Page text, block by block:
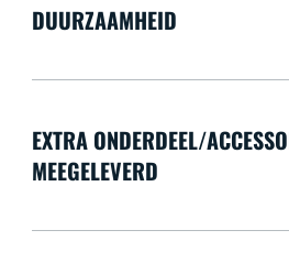
DUURZAAMHEID
EXTRA ONDERDEEL/
MEEGELEVERD